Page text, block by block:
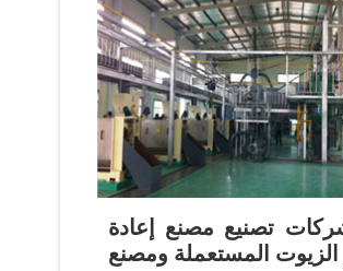
تصنيع مصنع إعادة
الزيوت المستعملة ومصنع